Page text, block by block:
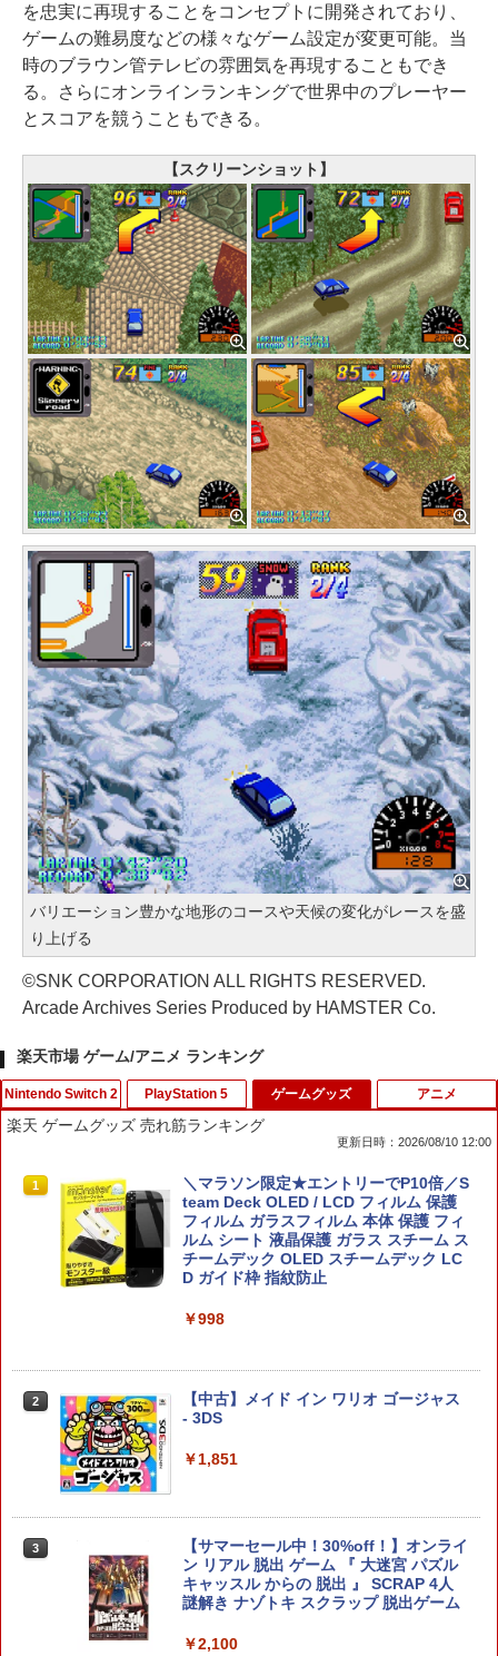
を忠実に再現することをコンセプトに開発されており、
ゲームの難易度などの様々なゲーム設定が変更可能。当
時のブラウン管テレビの雰囲気を再現することもでき
る。さらにオンラインランキングで世界中のプレーヤー
とスコアを競うこともできる。
【スクリーンショット】
バリエーション豊かな地形のコースや天候の変化がレースを盛
り上げる
©SNK CORPORATION ALL RIGHTS RESERVED.
Arcade Archives Series Produced by HAMSTER Co.
楽天市場 ゲーム/アニメ ランキング
Nintendo Switch 2
1
【お買い物マラソン期間限定♪最大30％O
FF】【tomtoc公式店】 Switch 2対応 ハ
ードケース FancyCase-G05 Nintendo
2025年 スイッチ2モデル用 スリムケース
持ち運び キャリングケース 耐衝撃 薄型
ハードポーチ ゲームカード12枚収納 ア
Nintendo Switch 2 Proコントローラー
ン
Switch2 保護フィルム スイッチ2 保護フ
ィルム switch2 フィルム Switch2 ガラ
スフィルム スイッチ2 フィルム ガイド
貼り付け キット カバー Switch 2 本体
PlayStation 5
1
ハピネット 【PS5】Beast of Reincarna
tion（ビースト・オブ・リンカネーショ
ン） [ELJM-30984 PS5 ビ-スト オブ リ
ンカネ-ション]
￥7,620
￥7,641
3
ハピネット｜Happinet Beast of Reinca
rnation【PS5】
￥8,080
ゲームグッズ
楽天 ゲームグッズ 売れ筋ランキング
更新日時：2026/08/10 12:00
1
＼マラソン限定★エントリーでP10倍／S
team Deck OLED / LCD フィルム 保護
フィルム ガラスフィルム 本体 保護 フィ
ルム シート 液晶保護 ガラス スチーム ス
チームデック OLED スチームデック LC
D ガイド枠 指紋防止
￥998
2
【中古】メイド イン ワリオ ゴージャス
- 3DS
￥1,851
3
【サマーセール中！30%off！】オンライ
ン リアル 脱出 ゲーム 『 大迷宮 パズル
キャッスル からの 脱出 』 SCRAP 4人
謎解き ナゾトキ スクラップ 脱出ゲーム
￥2,100
アニメ